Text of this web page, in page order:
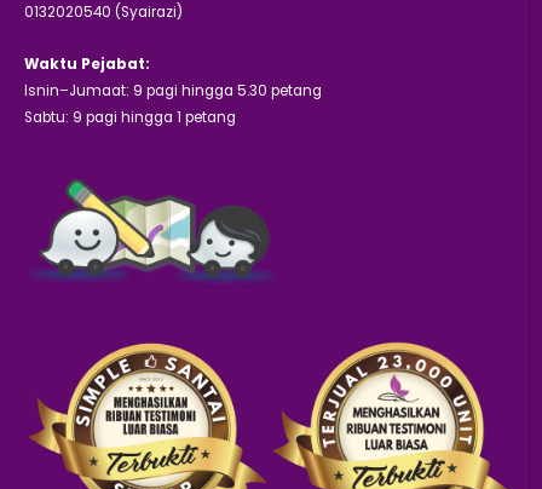
0132020540 (Syairazi)
Waktu Pejabat:
Isnin–Jumaat: 9 pagi hingga 5.30 petang
Sabtu: 9 pagi hingga 1 petang